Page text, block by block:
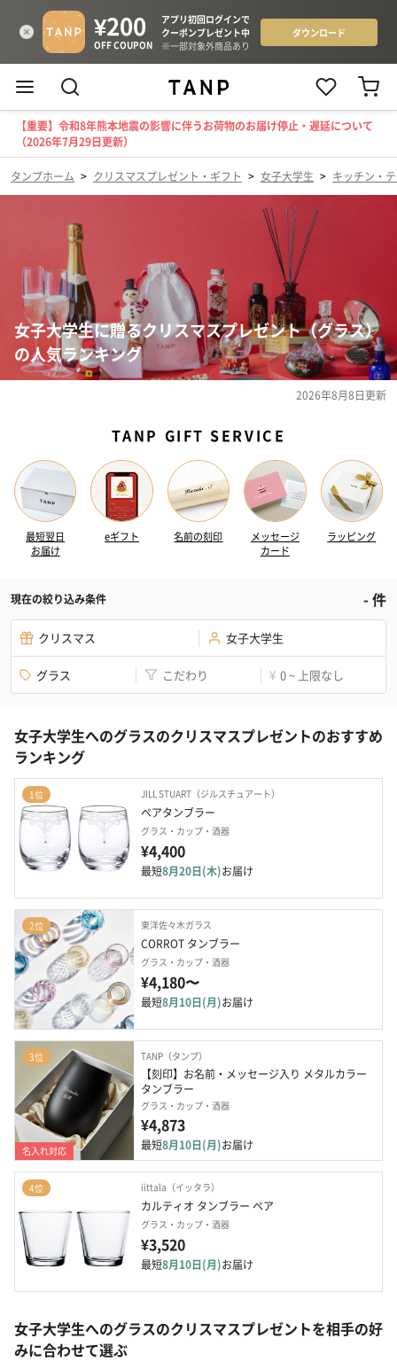
【重要】令和8年熊本地震の影響に伴うお荷物のお届け停止・遅延について
（2026年7月29日更新）
タンプホーム > クリスマスプレゼント・ギフト > 女子大学生 > キッチン・
女子大学生に贈るクリスマスプレゼント（グラス）
の人気ランキング
2026年8月8日更新
TANP GIFT SERVICE
最短翌日
お届け
eギフト 名前の刻印
メッセージ
カード
ラッピング
現在の絞り込み条件 -件
クリスマス 女子大学生
グラス こだわり ¥ 0 ~ 上限なし
女子大学生へのグラスのクリスマスプレゼントのおすすめ
ランキング
1位 JILL STUART（ジルスチュアート）
ペアタンブラー
グラス・カップ・酒器
¥4,400
最短8月20日(木)お届け
2位 東洋佐々木ガラス
CORROT タンブラー
グラス・カップ・酒器
¥4,180〜
最短8月10日(月)お届け
3位
名入れ対応
TANP（タンプ）
【刻印】お名前・メッセージ入り メタルカラー
タンブラー
グラス・カップ・酒器
¥4,873
最短8月10日(月)お届け
4位 iittala（イッタラ）
カルティオ タンブラー ペア
グラス・カップ・酒器
¥3,520
最短8月10日(月)お届け
女子大学生へのグラスのクリスマスプレゼントを相手の好
みに合わせて選ぶ